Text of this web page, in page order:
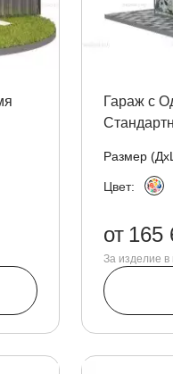
Гараж с
Размер
Цвет:
от 165
За изделие в